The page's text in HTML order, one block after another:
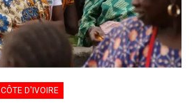
CÔTE D'IVOIRE